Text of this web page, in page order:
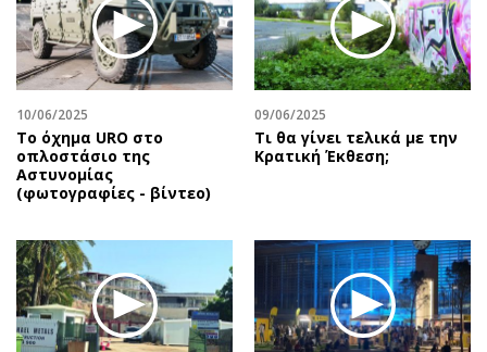
10/06/2025
Το όχημα URO στο
οπλοστάσιο της
Αστυνομίας
(φωτογραφίες - βίντεο)
09/06/2025
Τι θα γίνει τελικά με την
Κρατική Έκθεση;